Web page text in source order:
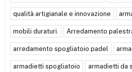
qualità artigianale e innovazione
mobili duraturi. Arredamento
arredamento spogliatoio padel
armadietti spogliatoio armadietti da